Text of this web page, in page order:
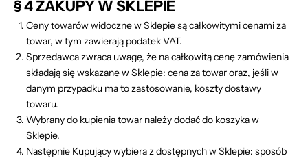
§ 4 ZAKUPY W SKLEPIE
Ceny towarów widoczne w Sklepie są całkowitymi cenami za
towar, w tym zawierają podatek VAT.
Sprzedawca zwraca uwagę, że na całkowitą cenę zamówienia
składają się wskazane w Sklepie: cena za towar oraz, jeśli w
danym przypadku ma to zastosowanie, koszty dostawy
towaru.
Wybrany do kupienia towar należy dodać do koszyka w
Sklepie.
Następnie Kupujący wybiera z dostępnych w Sklepie: sposób